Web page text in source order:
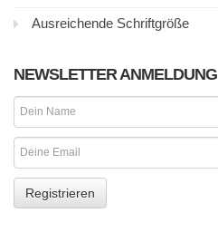
Ausreichende Schriftgröße
NEWSLETTER ANMELDUNG